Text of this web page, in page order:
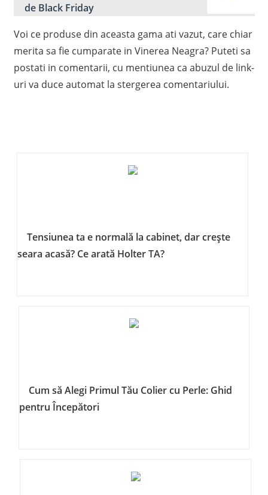
de Black Friday
Voi ce produse din aceasta gama ati vazut, care chiar
merita sa fie cumparate in Vinerea Neagra? Puteti sa
postati in comentarii, cu mentiunea ca abuzul de link-
uri va duce automat la stergerea comentariului.
Tensiunea ta e normală la cabinet, dar crește
seara acasă? Ce arată Holter TA?
Cum să Alegi Primul Tău Colier cu Perle: Ghid
pentru Începători